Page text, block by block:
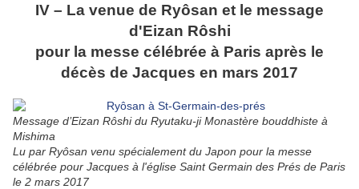
IV – La venue de Ryôsan et le message
d'Eizan Rôshi
pour la messe célébrée à Paris après le
décès de Jacques en mars 2017
Message d’Eizan Rôshi du Ryutaku-ji Monastère bouddhiste à
Mishima
Lu par Ryôsan venu spécialement du Japon pour la messe
célébrée pour Jacques à l'église Saint Germain des Prés de Paris
le 2 mars 2017